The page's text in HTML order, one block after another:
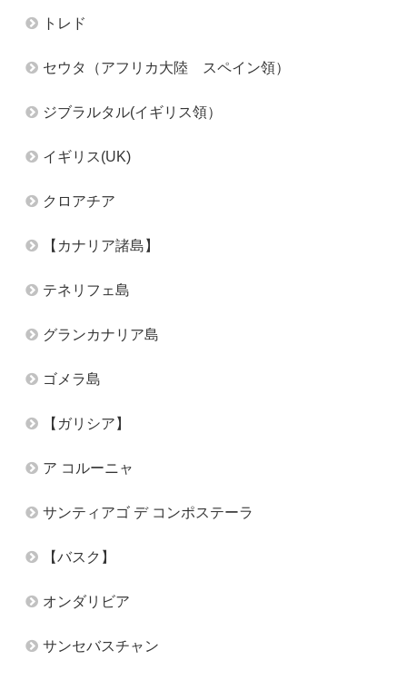
トレド
セウタ（アフリカ大陸 スペイン領）
ジブラルタル(イギリス領）
イギリス(UK)
クロアチア
【カナリア諸島】
テネリフェ島
グランカナリア島
ゴメラ島
【ガリシア】
ア コルーニャ
サンティアゴ デ コンポステーラ
【バスク】
オンダリビア
サンセバスチャン